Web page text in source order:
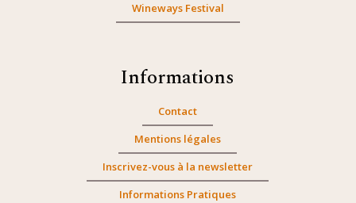
Wineways Festival
Informations
Contact
Mentions légales
Inscrivez-vous à la newsletter
Informations Pratiques